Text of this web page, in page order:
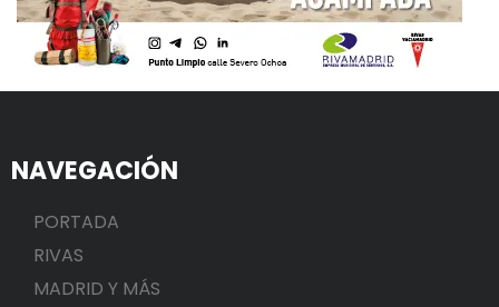
NAVEGACIÓN
PORTADA
RIVAS
MADRID Y MÁS